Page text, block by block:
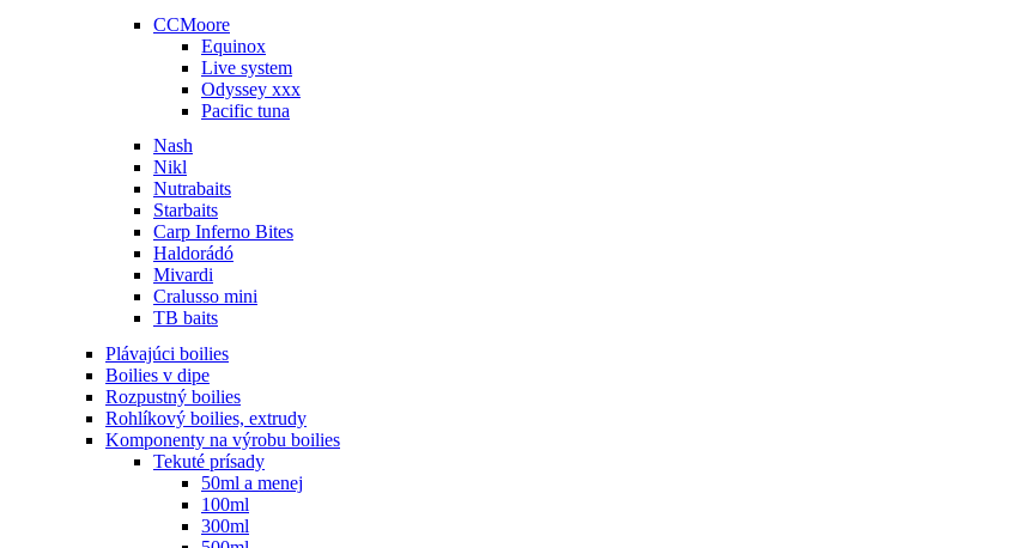
CCMoore
Equinox
Live system
Odyssey xxx
Pacific tuna
Nash
Nikl
Nutrabaits
Starbaits
Carp Inferno Bites
Haldorádó
Mivardi
Cralusso mini
TB baits
Plávajúci boilies
Boilies v dipe
Rozpustný boilies
Rohlíkový boilies, extrudy
Komponenty na výrobu boilies
Tekuté prísady
50ml a menej
100ml
300ml